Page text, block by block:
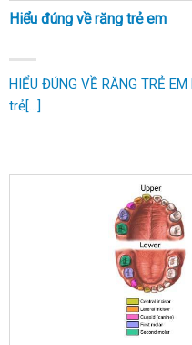
Hiểu đúng về răng trẻ em
HIỂU ĐÚNG VỀ RĂNG TRẺ
trẻ[...]